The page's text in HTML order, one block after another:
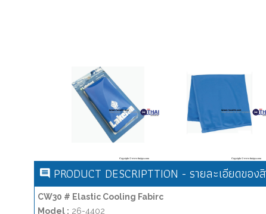
PRODUCT DESCRIPTTION - รายละเอียดข
CW30 # Elastic Cooling Fabirc
Model : 26-4402